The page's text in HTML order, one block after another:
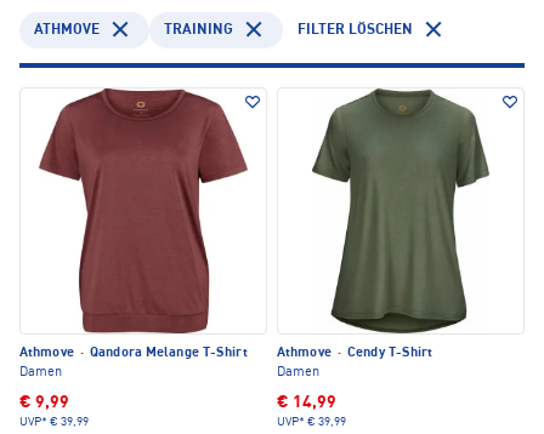
ATHMOVE TRAINING FILTER LÖSCHEN
Athmove · Qandora Melange T-Shirt
Damen
€ 9,99
UVP* € 39,99
Athmove · Cendy T-Shirt
Damen
€ 14,99
UVP* € 39,99